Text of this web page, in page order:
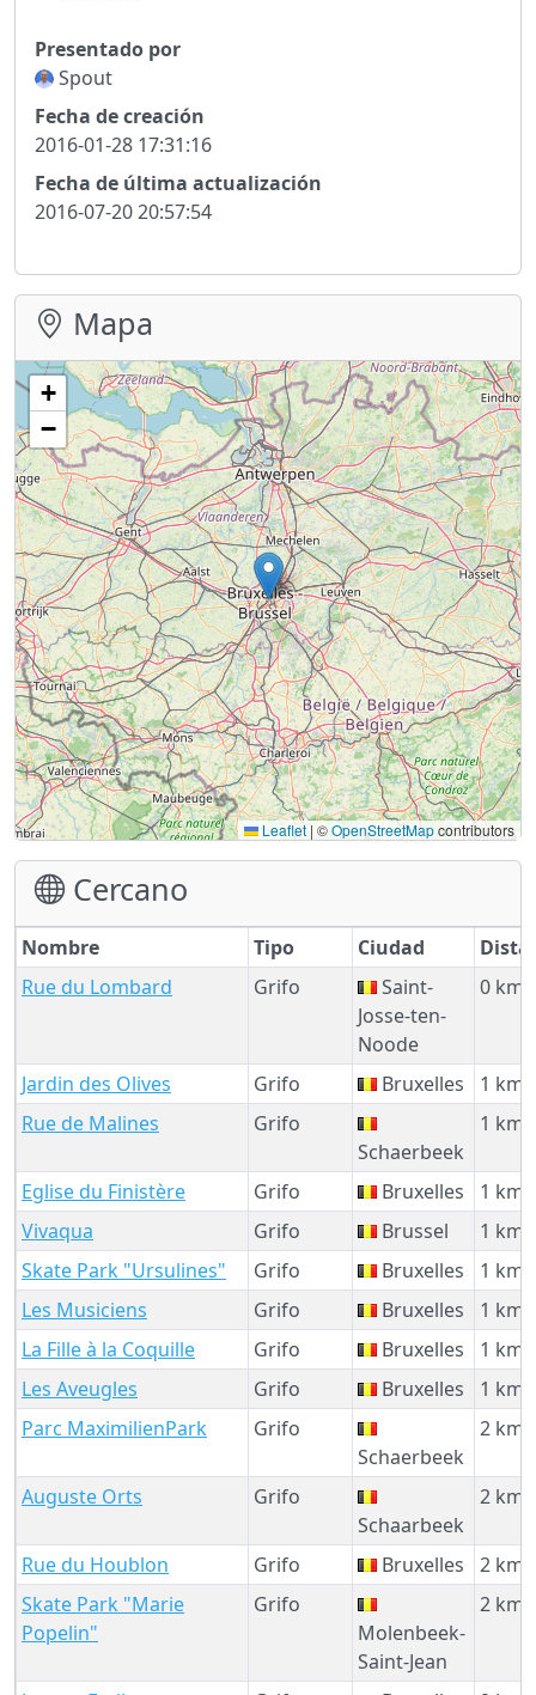
Presentado por
Spout
Fecha de creación
2016-01-28 17:31:16
Fecha de última actualización
2016-07-20 20:57:54
Mapa
+
−
Leaflet | ©OpenStreetMapcontributors
Cercano
Nombre Tipo Ciudad
Rue du Lombard
Grifo
Saint-
Josse-ten-
Noode
0 km
Jardin des Olives Grifo Bruxelles
1 km
Rue de Malines
Grifo
Schaerbeek
1 km
Eglise du Finistère Grifo Bruxelles
1 km
Vivaqua
Grifo Brussel
1 km
Skate Park "Ursulines"
Grifo Bruxelles
1 km
Les Musiciens
Grifo Bruxelles
1 km
La Fille à la Coquille
Grifo Bruxelles
1 km
Les Aveugles
Grifo Bruxelles
1 km
Parc MaximilienPark
Grifo
Schaerbeek
2 km
Auguste Orts
Grifo
Schaarbeek
2 km
Rue du Houblon Grifo Bruxelles
2 km
Skate Park "Marie
Popelin"
Grifo
Molenbeek-
Saint-Jean
2 km